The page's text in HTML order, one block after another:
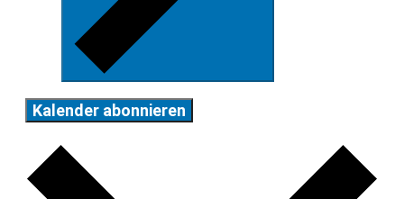
Kalender abonnieren